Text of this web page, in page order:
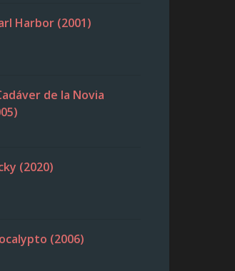
Harbor (2001)
de la Novia
(2020)
(2006)